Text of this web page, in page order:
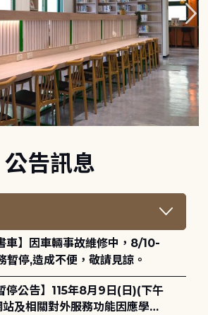
公告訊息
停,造成不便，敬請見諒。
及相關對外服務功能因應學術